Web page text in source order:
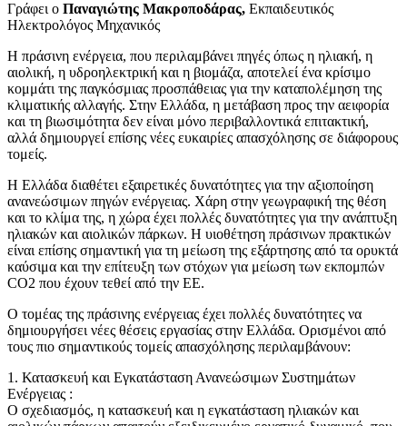
Γράφει ο Παναγιώτης Μακροποδάρας, Εκπαιδευτικός
Ηλεκτρολόγος Μηχανικός
Η πράσινη ενέργεια, που περιλαμβάνει πηγές όπως η ηλιακή, η
αιολική, η υδροηλεκτρική και η βιομάζα, αποτελεί ένα κρίσιμο
κομμάτι της παγκόσμιας προσπάθειας για την καταπολέμηση της
κλιματικής αλλαγής. Στην Ελλάδα, η μετάβαση προς την αειφορία
και τη βιωσιμότητα δεν είναι μόνο περιβαλλοντικά επιτακτική,
αλλά δημιουργεί επίσης νέες ευκαιρίες απασχόλησης σε διάφορους
τομείς.
Η Ελλάδα διαθέτει εξαιρετικές δυνατότητες για την αξιοποίηση
ανανεώσιμων πηγών ενέργειας. Χάρη στην γεωγραφική της θέση
και το κλίμα της, η χώρα έχει πολλές δυνατότητες για την ανάπτυξη
ηλιακών και αιολικών πάρκων. Η υιοθέτηση πράσινων πρακτικών
είναι επίσης σημαντική για τη μείωση της εξάρτησης από τα ορυκτά
καύσιμα και την επίτευξη των στόχων για μείωση των εκπομπών
CO2 που έχουν τεθεί από την ΕΕ.
Ο τομέας της πράσινης ενέργειας έχει πολλές δυνατότητες να
δημιουργήσει νέες θέσεις εργασίας στην Ελλάδα. Ορισμένοι από
τους πιο σημαντικούς τομείς απασχόλησης περιλαμβάνουν:
1. Κατασκευή και Εγκατάσταση Ανανεώσιμων Συστημάτων
Ενέργειας :
Ο σχεδιασμός, η κατασκευή και η εγκατάσταση ηλιακών και